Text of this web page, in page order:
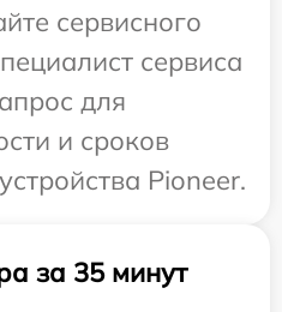
сервисного
сервиса
для
и сроков
Pioneer.
за 35 минут